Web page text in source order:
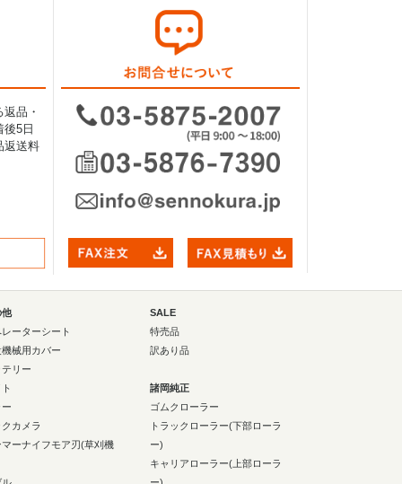
品・
5日
返送料
他
レーターシート
機械用カバー
テリー
ー
クカメラ
マーナイフモア刃(草刈機
SALE
特売品
訳あり品
諸岡純正
ゴムクローラー
トラックローラー(下部ローラ
ー)
キャリアローラー(上部ローラ